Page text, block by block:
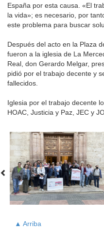
España por esta causa. «El
la vida»; es necesario, por
este problema para buscar
Después del acto en la Plaza
fueron a la iglesia de La
Real, don Gerardo Melgar,
pidió por el trabajo decente y
fallecidos.
Iglesia por el trabajo decente
HOAC, Justicia y Paz, JEC y
▲ Arriba